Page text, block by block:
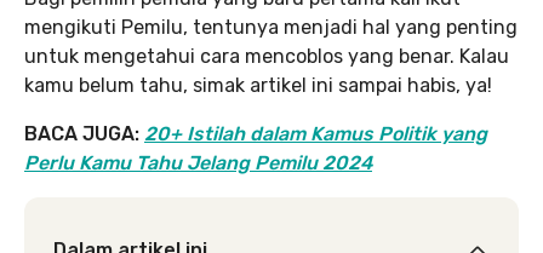
mengikuti Pemilu, tentunya menjadi hal yang penting
untuk mengetahui cara mencoblos yang benar. Kalau
kamu belum tahu, simak artikel ini sampai habis, ya!
BACA JUGA: 20+ Istilah dalam Kamus Politik yang
Perlu Kamu Tahu Jelang Pemilu 2024